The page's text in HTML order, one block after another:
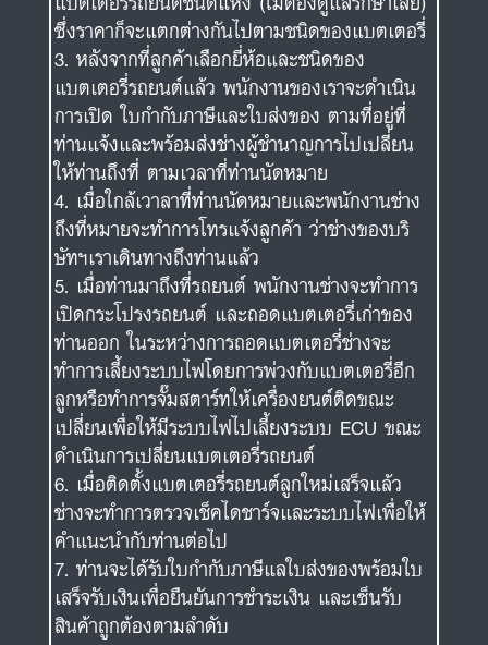
ซึ่งราคาก็จะแตกต่างกันไปตามชนิดของแบตเตอรี่
หลังจากที่ลูกค้าเลือกยี่ห้อและชนิดของ
แบตเตอรี่รถยนต์แล้ว พนักงานของเราจะดำเนิน
การเปิด ใบกำกับภาษีและใบส่งของ ตามที่อยู่ที่
ท่านแจ้งและพร้อมส่งช่างผู้ชำนาญการไปเปลี่ยน
ให้ท่านถึงที่ ตามเวลาที่ท่านนัดหมาย
เมื่อใกล้เวาลาที่ท่านนัดหมายและพนักงานช่าง
ถึงที่หมายจะทำการโทรแจ้งลูกค้า ว่าช่างของบริ
ษัทฯเราเดินทางถึงท่านแล้ว
เมื่อท่านมาถึงที่รถยนต์ พนักงานช่างจะทำการ
เปิดกระโปรงรถยนต์ และถอดแบตเตอรี่เก่าของ
ท่านออก ในระหว่างการถอดแบตเตอรี่ช่างจะ
ทำการเลี้ยงระบบไฟโดยการพ่วงกับแบตเตอรี่อีก
ลูกหรือทำการจั๊มสตาร์ทให้เครื่องยนต์ติดขณะ
เปลี่ยนเพื่อให้มีระบบไฟไปเลี้ยงระบบ ECU ขณะ
ดำเนินการเปลี่ยนแบตเตอรี่รถยนต์
เมื่อติดตั้งแบตเตอรี่รถยนต์ลูกใหม่เสร็จแล้ว
ช่างจะทำการตรวจเช็คไดชาร์จและระบบไฟเพื่อให้
คำแนะนำกับท่านต่อไป
ท่านจะได้รับใบกำกับภาษีแลใบส่งของพร้อมใบ
เสร็จรับเงินเพื่อยืนยันการชำระเงิน และเซ็นรับ
สินค้าถูกต้องตามลำดับ